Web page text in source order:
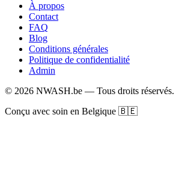
À propos
Contact
FAQ
Blog
Conditions générales
Politique de confidentialité
Admin
© 2026 NWASH.be — Tous droits réservés.
Conçu avec soin en Belgique 🇧🇪